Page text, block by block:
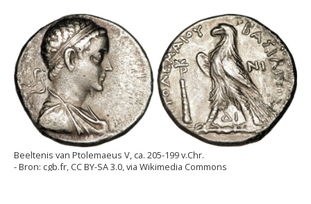
Beeltenis van Ptolemaeus V, ca. 205-199 v.Chr.
cgb.fr, CC BY-SA 3.0, via Wikimedia Commons